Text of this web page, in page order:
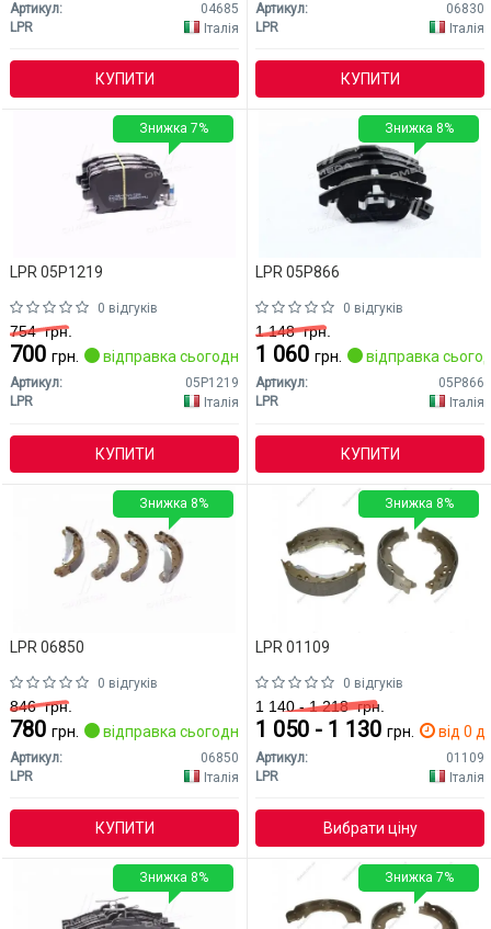
Артикул:
04685
LPR
Італія
КУПИТИ
Артикул:
06830
LPR
Італія
КУПИТИ
LPR 05P1219
0 відгуків
754грн.
700 грн. відправка сьогодні
Артикул:
05P1219
LPR
Італія
КУПИТИ
Знижка 7%
LPR 05P866
0 відгуків
1 148грн.
1 060 грн. відправка
Артикул:
05P866
LPR
Італія
КУПИТИ
Знижка 8%
LPR 06850
0 відгуків
846грн.
780 грн. відправка сьогодні
Артикул:
06850
LPR
Італія
КУПИТИ
Знижка 8%
LPR 01109
0 відгуків
1 140 - 1 218грн.
1 050 - 1 130 грн. від 0
Артикул:
01109
LPR
Італія
Вибрати ціну
Знижка 8%
Знижка 8% Знижка 7%